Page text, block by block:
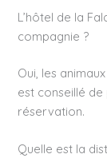
L’hôtel de la
compagnie ?
Oui, les
est conseillé de
réservation.
Quelle est la